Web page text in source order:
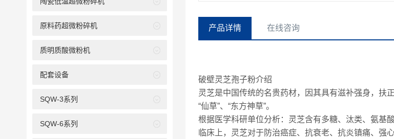
产品详情 在线咨询
破壁灵芝孢子粉介绍
灵芝是中国传统的名贵药材，因其具有滋补强身，扶
“仙草”、“东方神草”。
根据医学科研单位分析：灵芝含有多糖、汰类、氨基
临床上，灵芝对于防治癌症、抗衰老、抗炎镇痛、强
原料药超微粉碎机
质明质酸微粉机
配套设备
SQW-3系列
SQW-6系列